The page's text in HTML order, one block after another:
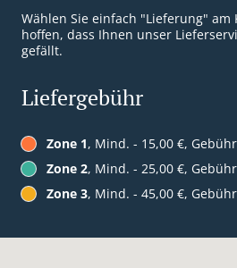
Wählen Sie einfach "Lieferung"
hoffen, dass Ihnen unser
gefällt.
Liefergebühr
Zone 1, Mind. - 15,00 €,
Zone 2, Mind. - 25,00 €,
Zone 3, Mind. - 45,00 €,